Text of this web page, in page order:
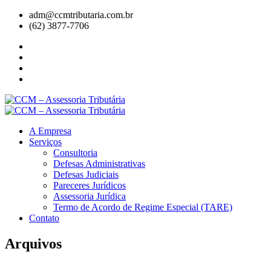
adm@ccmtributaria.com.br
(62) 3877-7706
A Empresa
Serviços
Consultoria
Defesas Administrativas
Defesas Judiciais
Pareceres Jurídicos
Assessoria Jurídica
Termo de Acordo de Regime Especial (TARE)
Contato
Arquivos